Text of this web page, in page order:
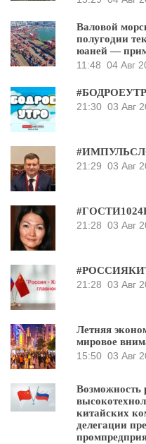
Валовой
полугодии
юаней —
11:48 04 Авг
21:30 03 Авг
21:29 03 Авг
21:28 03 Авг
21:28 03 Авг
Летняя
мировое
15:50 03 Авг
Возможность
китайских
делегации